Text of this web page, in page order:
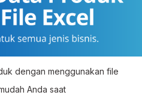
dengan menggunakan file
Anda saat